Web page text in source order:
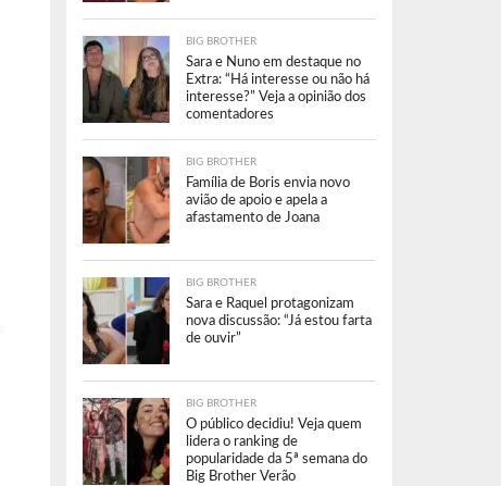
BIG BROTHER
Sara e Nuno em destaque no
Extra: “Há interesse ou não há
interesse?” Veja a opinião dos
comentadores
BIG BROTHER
Família de Boris envia novo
avião de apoio e apela a
afastamento de Joana
BIG BROTHER
Sara e Raquel protagonizam
nova discussão: “Já estou farta
de ouvir”
BIG BROTHER
O público decidiu! Veja quem
lidera o ranking de
popularidade da 5ª semana do
Big Brother Verão